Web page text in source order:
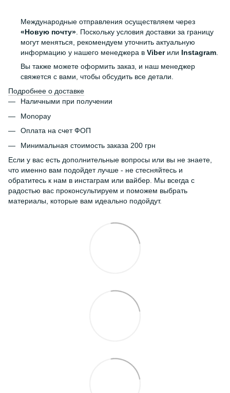
Международные отправления осуществляем через
«Новую почту» . Поскольку условия доставки за границу
могут меняться, рекомендуем уточнить актуальную
информацию у нашего менеджера в Viberили Instagram
Вы также можете оформить заказ, и наш менеджер
свяжется с вами, чтобы обсудить все детали.
Подробнее о доставке
Наличными при получении
Monopay
Оплата на счет ФОП
Минимальная стоимость заказа 200 грн
Если у вас есть дополнительные вопросы или вы не знаете,
что именно вам подойдет лучше - не стесняйтесь и
обратитесь к нам в инстаграм или вайбер. Мы всегда с
радостью вас проконсультируем и поможем выбрать
материалы, которые вам идеально подойдут.